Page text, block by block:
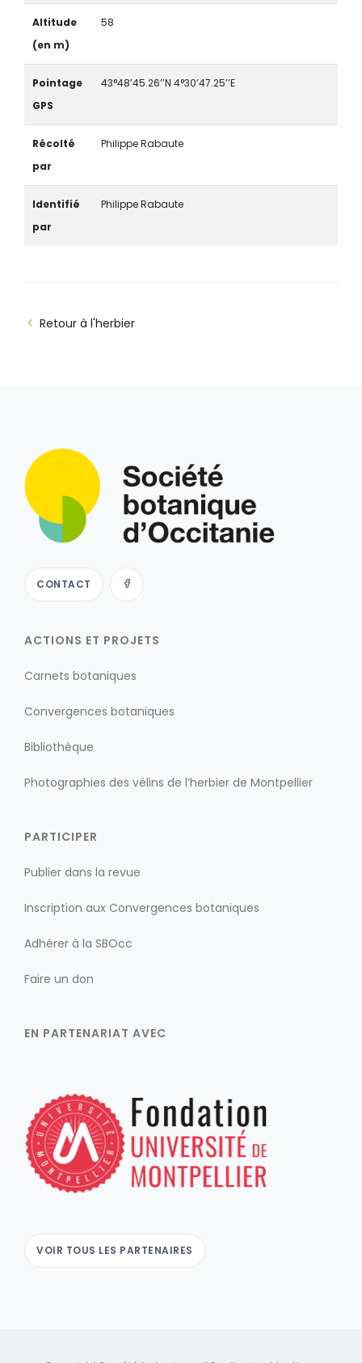
Altitude
(en m)
58
Pointage
GPS
43°48’45.26’’N 4°30’47.25’’E
Récolté
par
Philippe Rabaute
Identifié
par
Philippe Rabaute
Retour à l'herbier
CONTACT
ACTIONS ET PROJETS
Carnets botaniques
Convergences botaniques
Bibliothèque
Photographies des vélins de l’herbier de Montpellier
PARTICIPER
Publier dans la revue
Inscription aux Convergences botaniques
Adhérer à la SBOcc
Faire un don
EN PARTENARIAT AVEC
VOIR TOUS LES PARTENAIRES